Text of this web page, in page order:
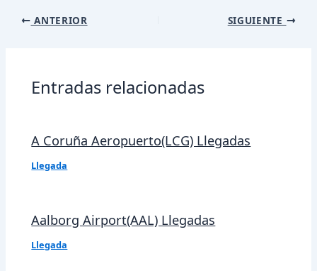
Navegación
ANTERIOR SIGUIENTE
Entradas relacionadas
A Coruña Aeropuerto(LCG) Llegadas
Llegada
Aalborg Airport(AAL) Llegadas
Llegada